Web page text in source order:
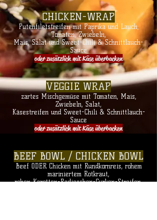
CHICKEN-WRAP
Putenfiletstreifen mit Paprika und Lauch,
Tomaten, Zwiebeln,
Mais, Salat und Sweet-Chili & Schnittlauch-
Sauce
oder zusätzlich mit Käse überbacken
VEGGIE WRAP
zartes Mischgemüse mit Tomaten, Mais,
Zwiebeln, Salat,
Käsestreifen und Sweet-Chili & Schnittlauch-
Sauce
oder zusätzlich mit Käse überbacken
BEEF BOWL / CHICKEN BOWL
Beef ODER Chicken mit Rundkornreis, rohem
mariniertem Rotkraut,
rohen Karotten-Radieschen-Gurken-Streifen,